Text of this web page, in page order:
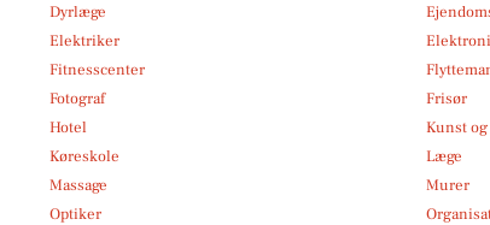
Dyrlæge
Elektriker
Fitnesscenter
Fotograf
Frisør
Hotel
Kunst
Køreskole
Læge
Massage
Murer
Optiker